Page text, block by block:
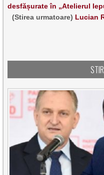
desfășurate în „Atelierul
(Stirea urmatoare) Lucian